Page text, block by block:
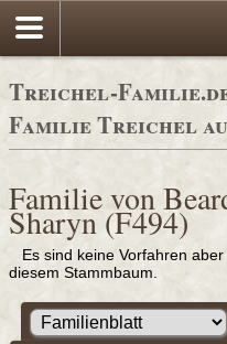
Treichel-
Familie Treichel
Familie von
Sharyn (F494)
Es sind keine Vorfahren
diesem Stammbaum.